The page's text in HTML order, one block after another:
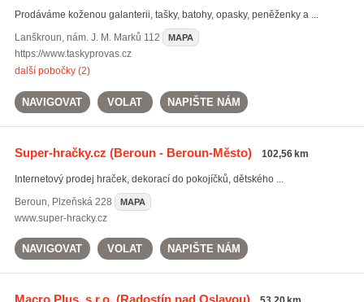
Prodáváme koženou galanterii, tašky, batohy, opasky, peněženky a ...
Lanškroun, nám. J. M. Marků 112 MAPA
https://www.taskyprovas.cz
další pobočky (2)
NAVIGOVAT VOLAT NAPIŠTE NÁM
Super-hračky.cz (Beroun - Beroun-Město) 102,56 km
Internetový prodej hraček, dekorací do pokojíčků, dětského ...
Beroun, Plzeňská 228 MAPA
www.super-hracky.cz
NAVIGOVAT VOLAT NAPIŠTE NÁM
Macro Plus, s.r.o.(Radostín nad Oslavou)